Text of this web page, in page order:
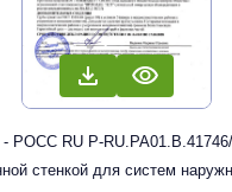
- РОСС RU Р-
стенкой для систем